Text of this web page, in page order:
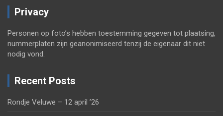
Privacy
Personen op foto’s hebben toestemming gegeven tot plaatsing,
nummerplaten zijn geanonimiseerd tenzij de eigenaar dit niet
nodig vond.
Recent Posts
Rondje Veluwe – 12 april ’26